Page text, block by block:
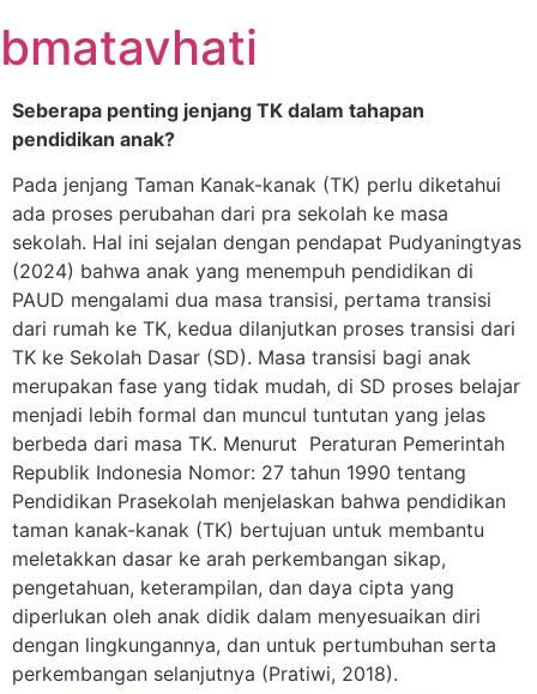
to
content
bmatavhati
Seberapa penting jenjang TK dalam tahapan
pendidikan anak?
Pada jenjang Taman Kanak-kanak (TK) perlu diketahui
ada proses perubahan dari pra sekolah ke masa
sekolah. Hal ini sejalan dengan pendapat Pudyaningtyas
(2024) bahwa anak yang menempuh pendidikan di
PAUD mengalami dua masa transisi, pertama transisi
dari rumah ke TK, kedua dilanjutkan proses transisi dari
TK ke Sekolah Dasar (SD). Masa transisi bagi anak
merupakan fase yang tidak mudah, di SD proses belajar
menjadi lebih formal dan muncul tuntutan yang jelas
berbeda dari masa TK. Menurut Peraturan Pemerintah
Republik Indonesia Nomor: 27 tahun 1990 tentang
Pendidikan Prasekolah menjelaskan bahwa pendidikan
taman kanak-kanak (TK) bertujuan untuk membantu
meletakkan dasar ke arah perkembangan sikap,
pengetahuan, keterampilan, dan daya cipta yang
diperlukan oleh anak didik dalam menyesuaikan diri
dengan lingkungannya, dan untuk pertumbuhan serta
perkembangan selanjutnya (Pratiwi, 2018).